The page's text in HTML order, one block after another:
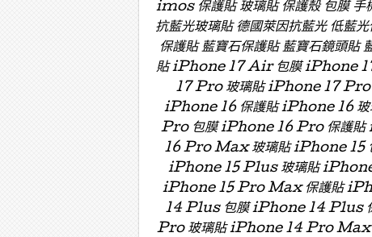
imos 保護貼 玻璃貼 保護殼 包膜
抗藍光玻璃貼 德國萊因抗藍光 低藍
保護貼 藍寶石保護貼 藍寶石鏡頭
貼 iPhone 17 Air 包膜 iPhone
17 Pro 玻璃貼 iPhone 17
iPhone 16 保護貼 iPhone 16
Pro 包膜 iPhone 16 Pro 保護
16 Pro Max 玻璃貼 iPhone 15
iPhone 15 Plus 玻璃貼
iPhone 15 Pro Max 保護貼
14 Plus 包膜 iPhone 14 Plus
Pro 玻璃貼 iPhone 14 Pro